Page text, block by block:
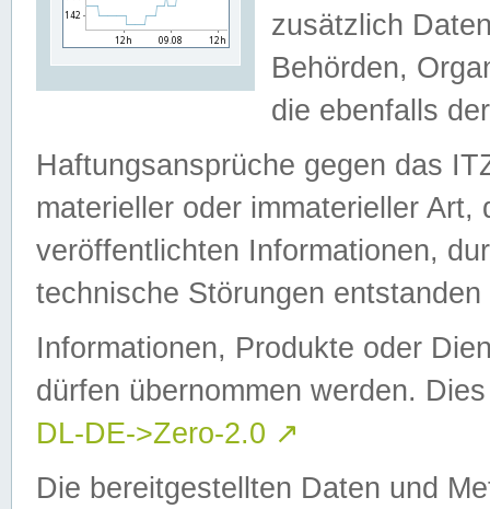
zusätzlich
Behörden,
die ebenfalls
Haftungsansprüche gegen das
materieller oder immaterieller
veröffentlichten Informationen,
technische Störungen
Informationen, Produkte oder
dürfen übernommen werden.
DL-DE->Zero-2.0 ↗
Die bereitgestellten Daten und